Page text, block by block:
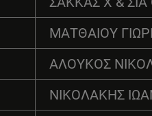
ΜΑΤΘΑΙΟΥ
ΑΛΟΥΚΟΣ
ΝΙΚΟΛΑΚΗΣ